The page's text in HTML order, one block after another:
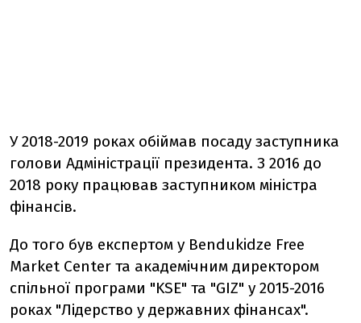
У 2018-2019 роках обіймав посаду заступника
голови Адміністрації президента. З 2016 до
2018 року працював заступником міністра
фінансів.
До того був експертом у Bendukidze Free
Market Center та академічним директором
спільної програми "KSE" та "GIZ" у 2015-2016
роках "Лідерство у державних фінансах".